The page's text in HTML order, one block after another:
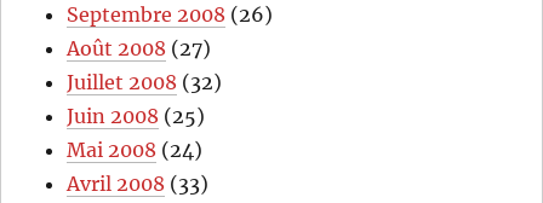
Septembre 2008 (26)
Août 2008 (27)
Juillet 2008 (32)
Juin 2008 (25)
Mai 2008 (24)
Avril 2008 (33)